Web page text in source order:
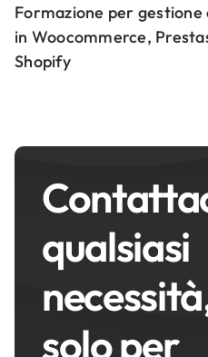
Formazione per gestione
in Woocommerce,
Shopify
qualsiasi
solo per